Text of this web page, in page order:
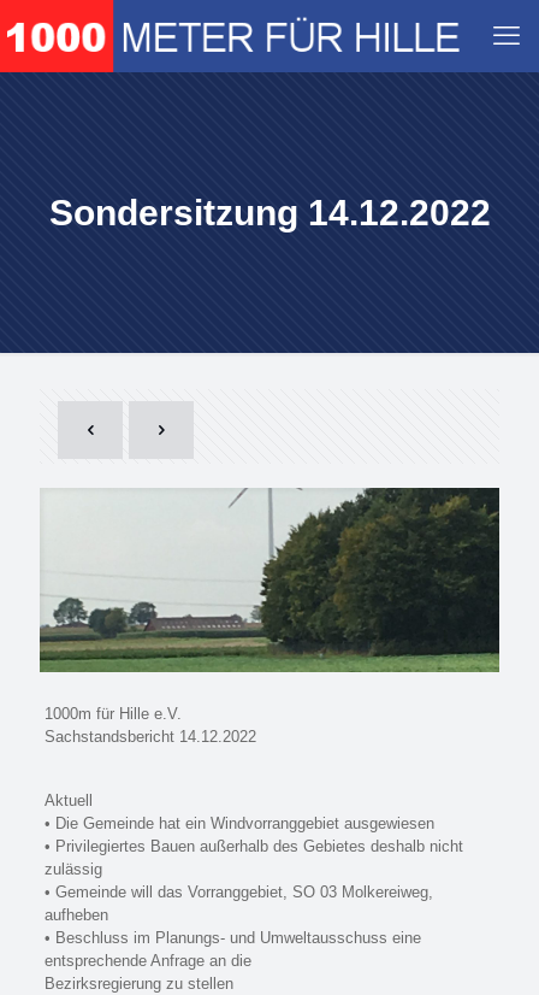
Sondersitzung 14.12.2022
1000m für Hille e.V.
Sachstandsbericht 14.12.2022
Aktuell
• Die Gemeinde hat ein Windvorranggebiet ausgewiesen
• Privilegiertes Bauen außerhalb des Gebietes deshalb nicht
zulässig
• Gemeinde will das Vorranggebiet, SO 03 Molkereiweg,
aufheben
• Beschluss im Planungs- und Umweltausschuss eine
entsprechende Anfrage an die
Bezirksregierung zu stellen